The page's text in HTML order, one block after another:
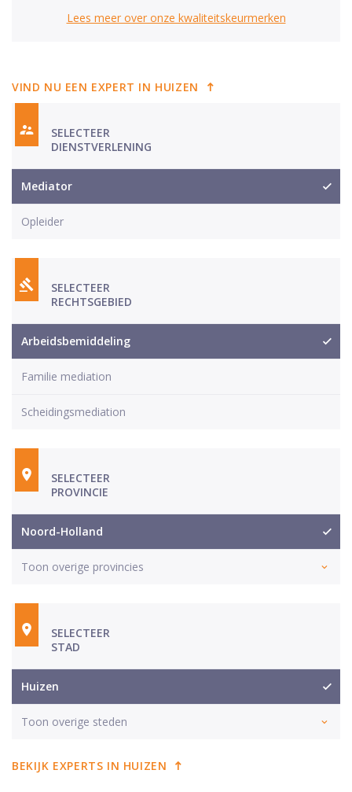
Lees meer over onze kwaliteitskeurmerken
VIND NU EEN EXPERT IN HUIZEN
SELECTEER
DIENSTVERLENING
Mediator
Opleider
SELECTEER
RECHTSGEBIED
Arbeidsbemiddeling
Familie mediation
Scheidingsmediation
SELECTEER
PROVINCIE
Noord-Holland
Toon overige provincies
SELECTEER
STAD
Huizen
Toon overige steden
BEKIJK EXPERTS IN HUIZEN